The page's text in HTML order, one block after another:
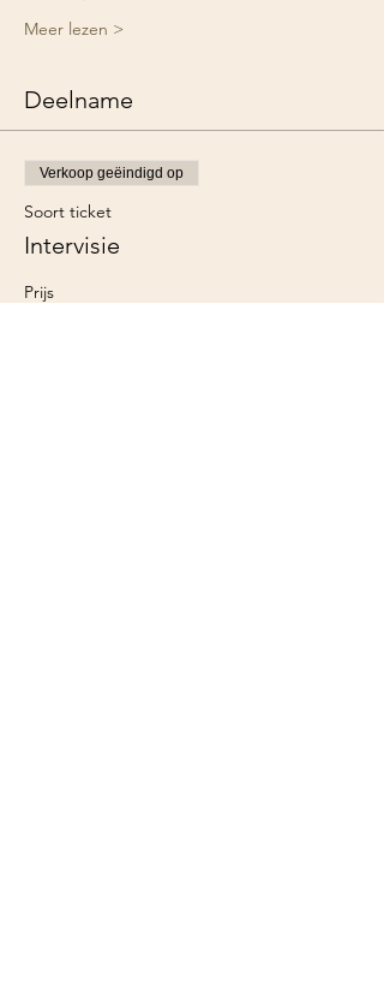
Meer lezen >
Deelname
Verkoop geëindigd op
Soort ticket
Intervisie
Prijs